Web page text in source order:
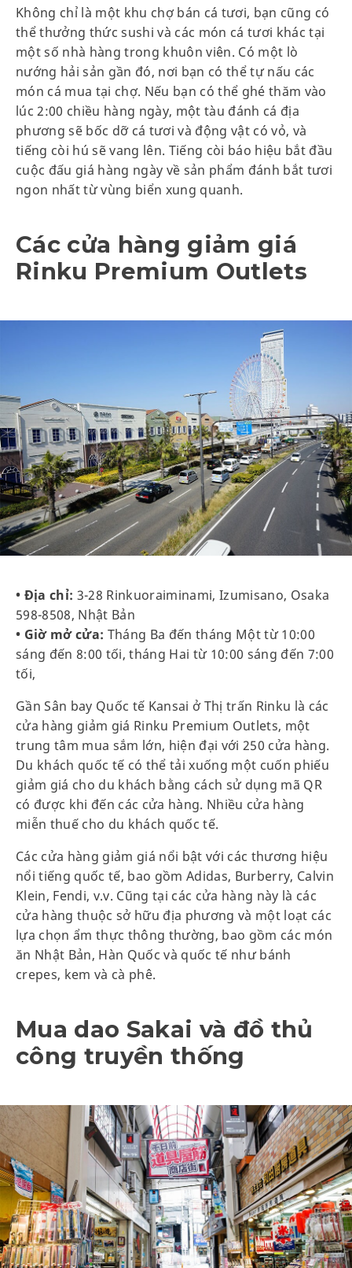
Không chỉ là một khu chợ bán cá tươi, bạn cũng có
thể thưởng thức sushi và các món cá tươi khác tại
một số nhà hàng trong khuôn viên. Có một lò
nướng hải sản gần đó, nơi bạn có thể tự nấu các
món cá mua tại chợ. Nếu bạn có thể ghé thăm vào
lúc 2:00 chiều hàng ngày, một tàu đánh cá địa
phương sẽ bốc dỡ cá tươi và động vật có vỏ, và
tiếng còi hú sẽ vang lên. Tiếng còi báo hiệu bắt đầu
cuộc đấu giá hàng ngày về sản phẩm đánh bắt tươi
ngon nhất từ vùng biển xung quanh.
Các cửa hàng giảm giá
Rinku Premium Outlets
• Địa chỉ: 3-28 Rinkuoraiminami, Izumisano, Osaka
598-8508, Nhật Bản
• Giờ mở cửa: Tháng Ba đến tháng Một từ 10:00
sáng đến 8:00 tối, tháng Hai từ 10:00 sáng đến 7:00
tối,
Gần Sân bay Quốc tế Kansai ở Thị trấn Rinku là các
cửa hàng giảm giá Rinku Premium Outlets, một
trung tâm mua sắm lớn, hiện đại với 250 cửa hàng.
Du khách quốc tế có thể tải xuống một cuốn phiếu
giảm giá cho du khách bằng cách sử dụng mã QR
có được khi đến các cửa hàng. Nhiều cửa hàng
miễn thuế cho du khách quốc tế.
Các cửa hàng giảm giá nổi bật với các thương hiệu
nổi tiếng quốc tế, bao gồm Adidas, Burberry, Calvin
Klein, Fendi, v.v. Cũng tại các cửa hàng này là các
cửa hàng thuộc sở hữu địa phương và một loạt các
lựa chọn ẩm thực thông thường, bao gồm các món
ăn Nhật Bản, Hàn Quốc và quốc tế như bánh
crepes, kem và cà phê.
Mua dao Sakai và đồ thủ
công truyền thống